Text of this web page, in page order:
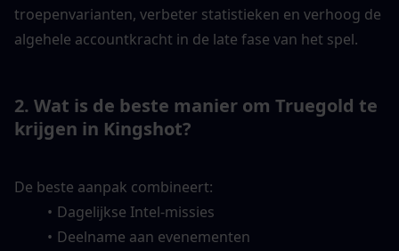
troepenvarianten, verbeter statistieken en verhoog de
algehele accountkracht in de late fase van het spel.
2. Wat is de beste manier om Truegold te
krijgen in Kingshot?
De beste aanpak combineert:
Dagelijkse Intel-missies
Deelname aan evenementen